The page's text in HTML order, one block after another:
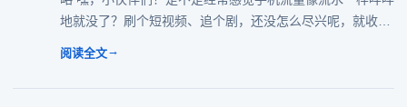
地就没了？刷个短视频、追个剧，还没怎么尽兴呢，就收到
阅读全文→